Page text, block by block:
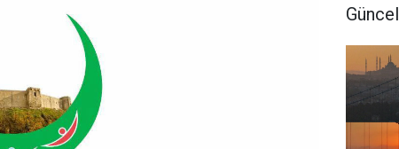
Güncel